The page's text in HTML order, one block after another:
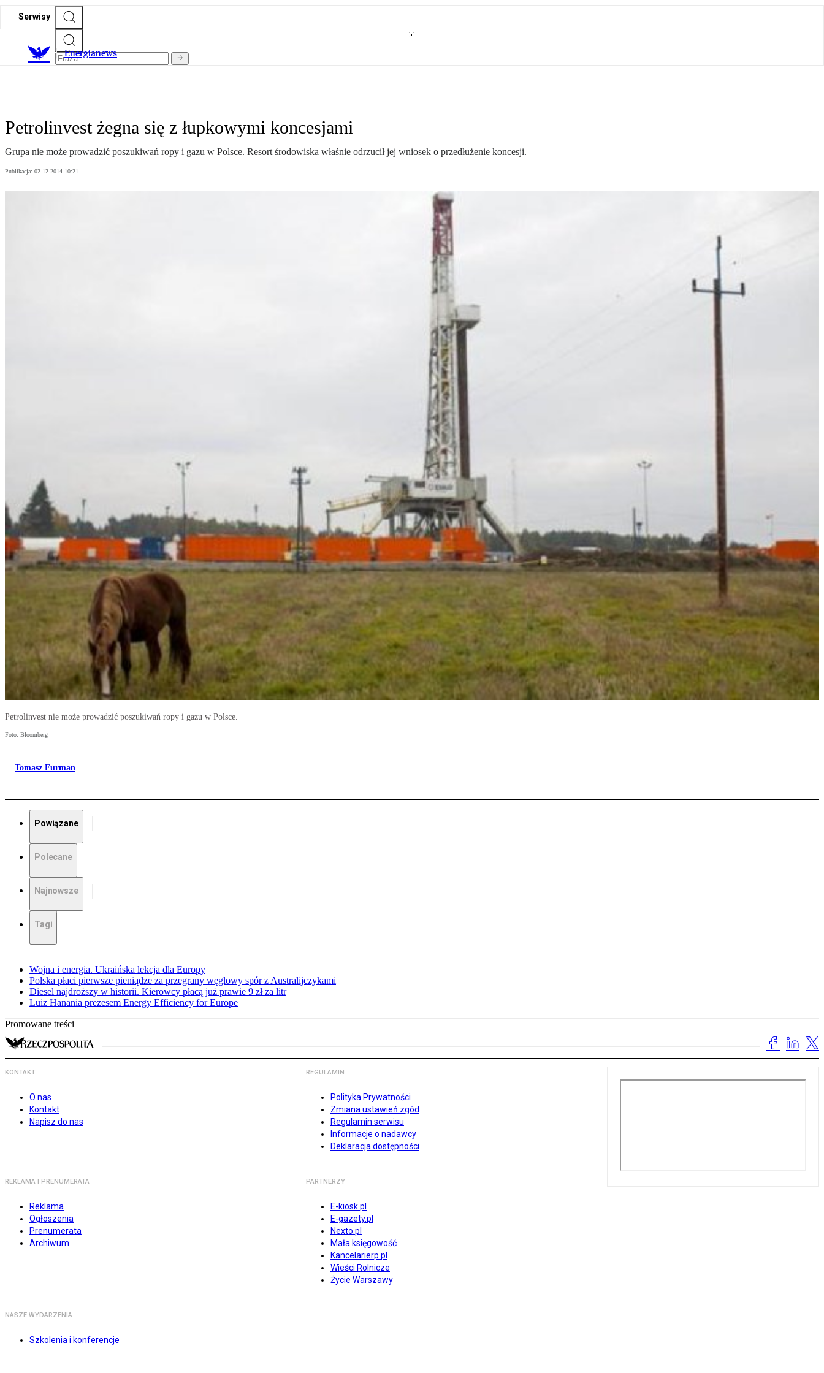
Serwisy
Energianews
Petrolinvest żegna się z łupkowymi koncesjami
Grupa nie może prowadzić poszukiwań ropy i gazu w Polsce. Resort środowiska właśnie odrzucił jej wniosek o przedłużenie koncesji.
Publikacja: 02.12.2014 10:21
Petrolinvest nie może prowadzić poszukiwań ropy i gazu w Polsce.
Foto: Bloomberg
Tomasz Furman
Powiązane
Polecane
Najnowsze
Tagi
Wojna i energia. Ukraińska lekcja dla Europy
Polska płaci pierwsze pieniądze za przegrany węglowy spór z Australijczykami
Diesel najdroższy w historii. Kierowcy płacą już prawie 9 zł za litr
Luiz Hanania prezesem Energy Efficiency for Europe
Promowane treści
KONTAKT
O nas
Kontakt
Napisz do nas
REGULAMIN
Polityka Prywatności
Zmiana ustawień zgód
Regulamin serwisu
Informacje o nadawcy
Deklaracja dostępności
REKLAMA I PRENUMERATA
Reklama
Ogłoszenia
Prenumerata
Archiwum
PARTNERZY
E-kiosk.pl
E-gazety.pl
Nexto.pl
Mała księgowość
Kancelarierp.pl
Wieści Rolnicze
Życie Warszawy
NASZE WYDARZENIA
Szkolenia i konferencje